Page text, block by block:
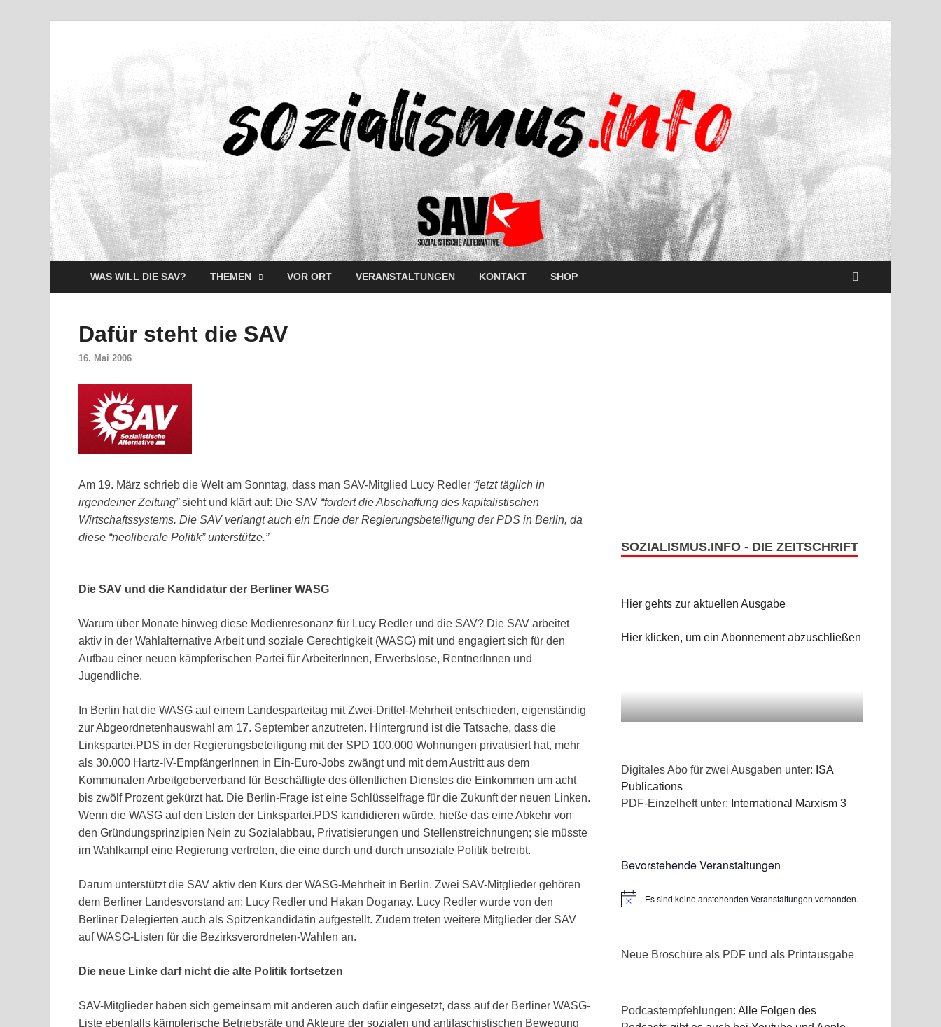
WAS WILL DIE SAV? THEMEN VOR ORT VERANSTALTUNGEN KONTAKT SHOP
Dafür steht die SAV
16. Mai 2006
Am 19. März schrieb die Welt am Sonntag, dass man SAV-Mitglied Lucy Redler “jetzt täglich in
irgendeiner Zeitung”sieht und klärt auf: Die SAV “fordert die Abschaffung des kapitalistischen
Wirtschaftssystems. Die SAV verlangt auch ein Ende der Regierungsbeteiligung der PDS in Berlin, da
diese “neoliberale Politik” unterstütze.”
Die SAV und die Kandidatur der Berliner WASG
Warum über Monate hinweg diese Medienresonanz für Lucy Redler und die SAV? Die SAV arbeitet
aktiv in der Wahlalternative Arbeit und soziale Gerechtigkeit (WASG) mit und engagiert sich für den
Aufbau einer neuen kämpferischen Partei für ArbeiterInnen, Erwerbslose, RentnerInnen und
Jugendliche.
In Berlin hat die WASG auf einem Landesparteitag mit Zwei-Drittel-Mehrheit entschieden, eigenständig
zur Abgeordnetenhauswahl am 17. September anzutreten. Hintergrund ist die Tatsache, dass die
Linkspartei.PDS in der Regierungsbeteiligung mit der SPD 100.000 Wohnungen privatisiert hat, mehr
als 30.000 Hartz-IV-EmpfängerInnen in Ein-Euro-Jobs zwängt und mit dem Austritt aus dem
Kommunalen Arbeitgeberverband für Beschäftigte des öffentlichen Dienstes die Einkommen um acht
bis zwölf Prozent gekürzt hat. Die Berlin-Frage ist eine Schlüsselfrage für die Zukunft der neuen Linken.
Wenn die WASG auf den Listen der Linkspartei.PDS kandidieren würde, hieße das eine Abkehr von
den Gründungsprinzipien Nein zu Sozialabbau, Privatisierungen und Stellenstreichnungen; sie müsste
im Wahlkampf eine Regierung vertreten, die eine durch und durch unsoziale Politik betreibt.
Darum unterstützt die SAV aktiv den Kurs der WASG-Mehrheit in Berlin. Zwei SAV-Mitglieder gehören
dem Berliner Landesvorstand an: Lucy Redler und Hakan Doganay. Lucy Redler wurde von den
Berliner Delegierten auch als Spitzenkandidatin aufgestellt. Zudem treten weitere Mitglieder der SAV
auf WASG-Listen für die Bezirksverordneten-Wahlen an.
Die neue Linke darf nicht die alte Politik fortsetzen
SAV-Mitglieder haben sich gemeinsam mit anderen auch dafür eingesetzt, dass auf der Berliner WASG-
Liste ebenfalls kämpferische Betriebsräte und Akteure der sozialen und antifaschistischen Bewegung
SOZIALISMUS.INFO - DIE ZEITSCHRIFT
Hier gehts zur aktuellen Ausgabe
Hier klicken, um ein Abonnement abzuschließen
Digitales Abo für zwei Ausgaben unter: ISA
Publications
PDF-Einzelheft unter: International Marxism 3
Bevorstehende Veranstaltungen
HinweisEs sind keine anstehenden Veranstaltungen vorhanden.
Neue Broschüre als PDF und als Printausgabe
Podcastempfehlungen:Alle Folgen des